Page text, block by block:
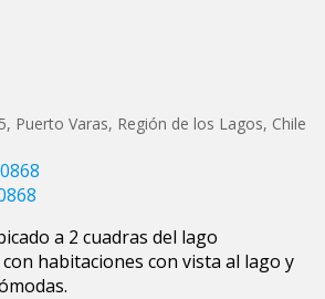
, Puerto Varas, Región de los Lagos, Chile
a 2 cuadras del lago
habitaciones con vista al lago y